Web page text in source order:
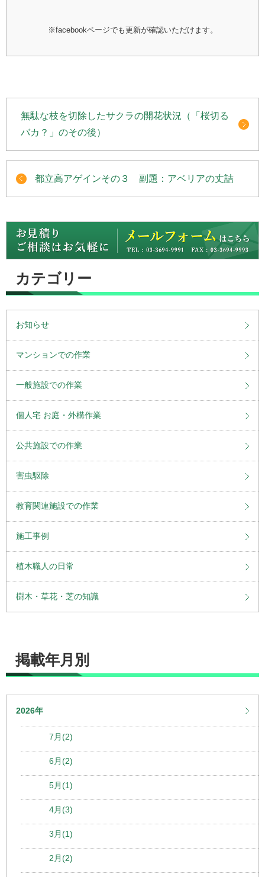
※facebookページでも更新が確認いただけます。
無駄な枝を切除したサクラの開花状況（「桜切る
バカ？」のその後）
都立高アゲインその３ 副題：アベリアの丈詰
カテゴリー
お知らせ
マンションでの作業
一般施設での作業
個人宅 お庭・外構作業
公共施設での作業
害虫駆除
教育関連施設での作業
施工事例
植木職人の日常
樹木・草花・芝の知識
掲載年月別
2026年
7月(2)
6月(2)
5月(1)
4月(3)
3月(1)
2月(2)